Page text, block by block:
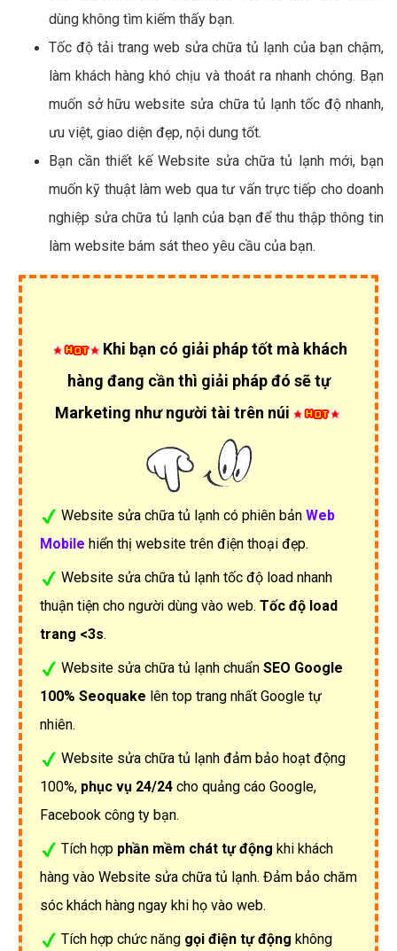
dùng không tìm kiếm thấy bạn.
Tốc độ tải trang web sửa chữa tủ lạnh của bạn chậm,
làm khách hàng khó chịu và thoát ra nhanh chóng. Bạn
muốn sở hữu website sửa chữa tủ lạnh tốc độ nhanh,
ưu việt, giao diện đẹp, nội dung tốt.
Bạn cần thiết kế Website sửa chữa tủ lạnh mới, bạn
muốn kỹ thuật làm web qua tư vấn trực tiếp cho doanh
nghiệp sửa chữa tủ lạnh của bạn để thu thập thông tin
làm website bám sát theo yêu cầu của bạn.
Khi bạn có giải pháp tốt mà khách
hàng đang cần thì giải pháp đó sẽ tự
Marketing như người tài trên núi
Website sửa chữa tủ lạnh có phiên bản Web
Mobile hiển thị website trên điện thoại đẹp.
Website sửa chữa tủ lạnh tốc độ load nhanh
thuận tiện cho người dùng vào web. Tốc độ load
trang <3s.
Website sửa chữa tủ lạnh chuẩn SEO Google
100% Seoquake lên top trang nhất Google tự
nhiên.
Website sửa chữa tủ lạnh đảm bảo hoạt động
100%, phục vụ 24/24 cho quảng cáo Google,
Facebook công ty bạn.
Tích hợp phần mềm chát tự động khi khách
hàng vào Website sửa chữa tủ lạnh. Đảm bảo chăm
sóc khách hàng ngay khi họ vào web.
Tích hợp chức năng gọi điện tự động không